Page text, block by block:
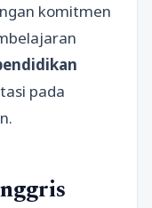
komitmen
pada